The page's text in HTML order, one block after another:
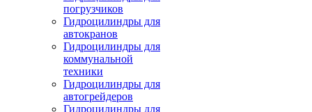
погрузчиков
Гидроцилиндры для
автокранов
Гидроцилиндры для
коммунальной
техники
Гидроцилиндры для
автогрейдеров
Гидроцилиндры для